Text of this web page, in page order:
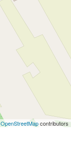
OpenStreetMapcontributors